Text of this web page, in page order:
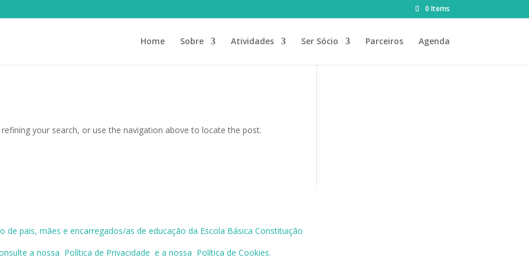
0 Items
Home Sobre Atividades Ser Sócio Parceiros Agenda
your search, or use the navigation above to locate the post.
de pais, mães e encarregados/as de educação da Escola Básica Constituição
a nossa Política de Privacidade e a nossa Política de Cookies.